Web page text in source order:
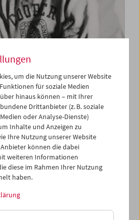
Zum 100.
und
ehrt die Albertina Maria
mit Schwerpunkt auf das
wir, zum ersten Mal seit 40
in neuen 16mm-Filmkopien aus.
um die Nutzung unserer Website
für soziale Medien
hinaus können – mit Ihrer
Drittanbieter (z. B. soziale
oder Analyse-Dienste)
Inhalte und Anzeigen zu
Ihre Nutzung unserer Website
können die dabei
weiteren Informationen
diese im Rahmen Ihrer Nutzung
haben.